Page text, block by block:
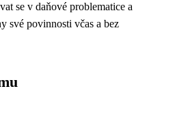
se v daňové problematice a
své povinnosti včas a bez